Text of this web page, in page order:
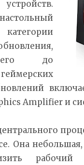
его до
Amplifier и
Она